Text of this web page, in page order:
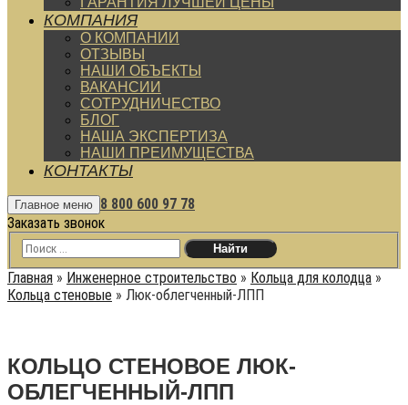
КОМПАНИЯ
О КОМПАНИИ
ОТЗЫВЫ
НАШИ ОБЪЕКТЫ
ВАКАНСИИ
СОТРУДНИЧЕСТВО
БЛОГ
НАША ЭКСПЕРТИЗА
НАШИ ПРЕИМУЩЕСТВА
КОНТАКТЫ
Главное меню 8 800 600 97 78
Заказать звонок
Главная » Инженерное строительство » Кольца для колодца »
Кольца стеновые » Люк-облегченный-ЛПП
КОЛЬЦО СТЕНОВОЕ ЛЮК-
ОБЛЕГЧЕННЫЙ-ЛПП